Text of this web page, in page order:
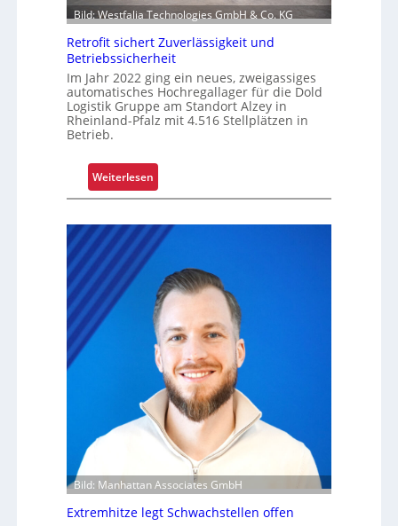
l
l
e
n
e
r
u
n
g
u
m
a
s
s
e
n
d
m
o
d
e
r
n
i
i
t
Bild: Westfalia Technologies GmbH & Co. KG
Retrofit sichert Zuverlässigkeit und
Betriebssicherheit
Im Jahr 2022 ging ein neues, zweigassiges
automatisches Hochregallager für die Dold
Logistik Gruppe am Standort Alzey in
Rheinland-Pfalz mit 4.516 Stellplätzen in
Betrieb.
Weiterlesen:
R
t
r
i
t
s
i
h
e
r
Z
u
v
Bild: Manhattan Associates GmbH
Extremhitze legt Schwachstellen offen